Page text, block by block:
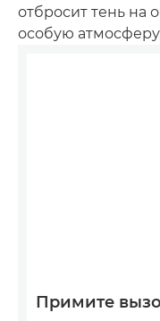
отбросит тень на
особую
Примите